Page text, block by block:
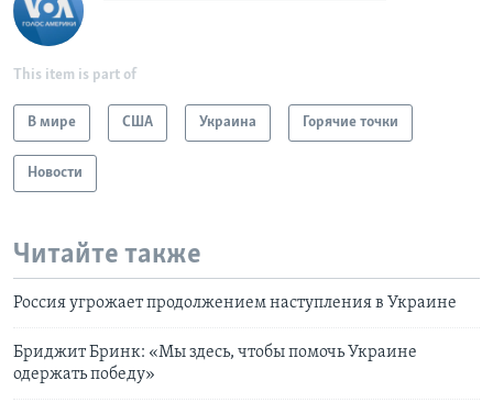
This item is part of
В мире США Украина Горячие точки
Новости
Читайте также
Россия угрожает продолжением наступления в Украине
Бриджит Бринк: «Мы здесь, чтобы помочь Украине
одержать победу»